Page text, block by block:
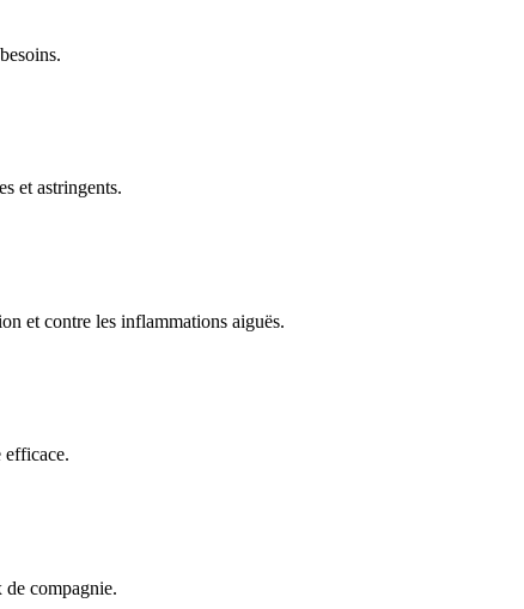
et astringents.
et contre les inflammations aiguës.
efficace.
de compagnie.